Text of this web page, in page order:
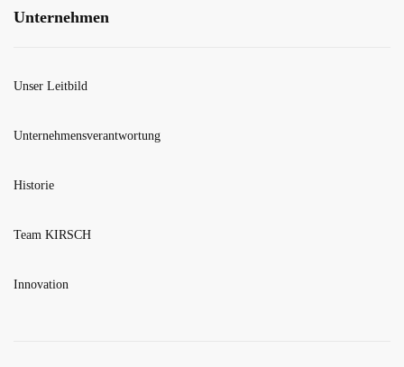
Unternehmen
Unser Leitbild
Unternehmensverantwortung
Historie
Team KIRSCH
Innovation